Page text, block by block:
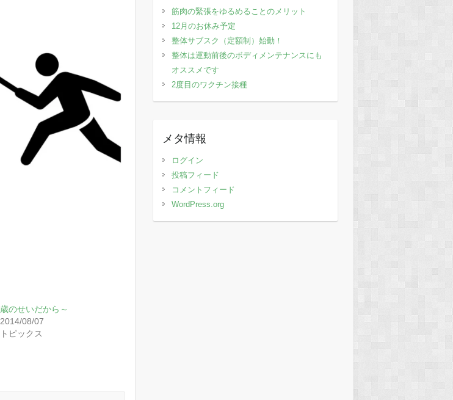
歳のせいだから～
2014/08/07
トピックス
筋肉の緊張をゆるめることのメリット
12月のお休み予定
整体サブスク（定額制）始動！
整体は運動前後のボディメンテナンスにも
オススメです
2度目のワクチン接種
メタ情報
ログイン
投稿フィード
コメントフィード
WordPress.org